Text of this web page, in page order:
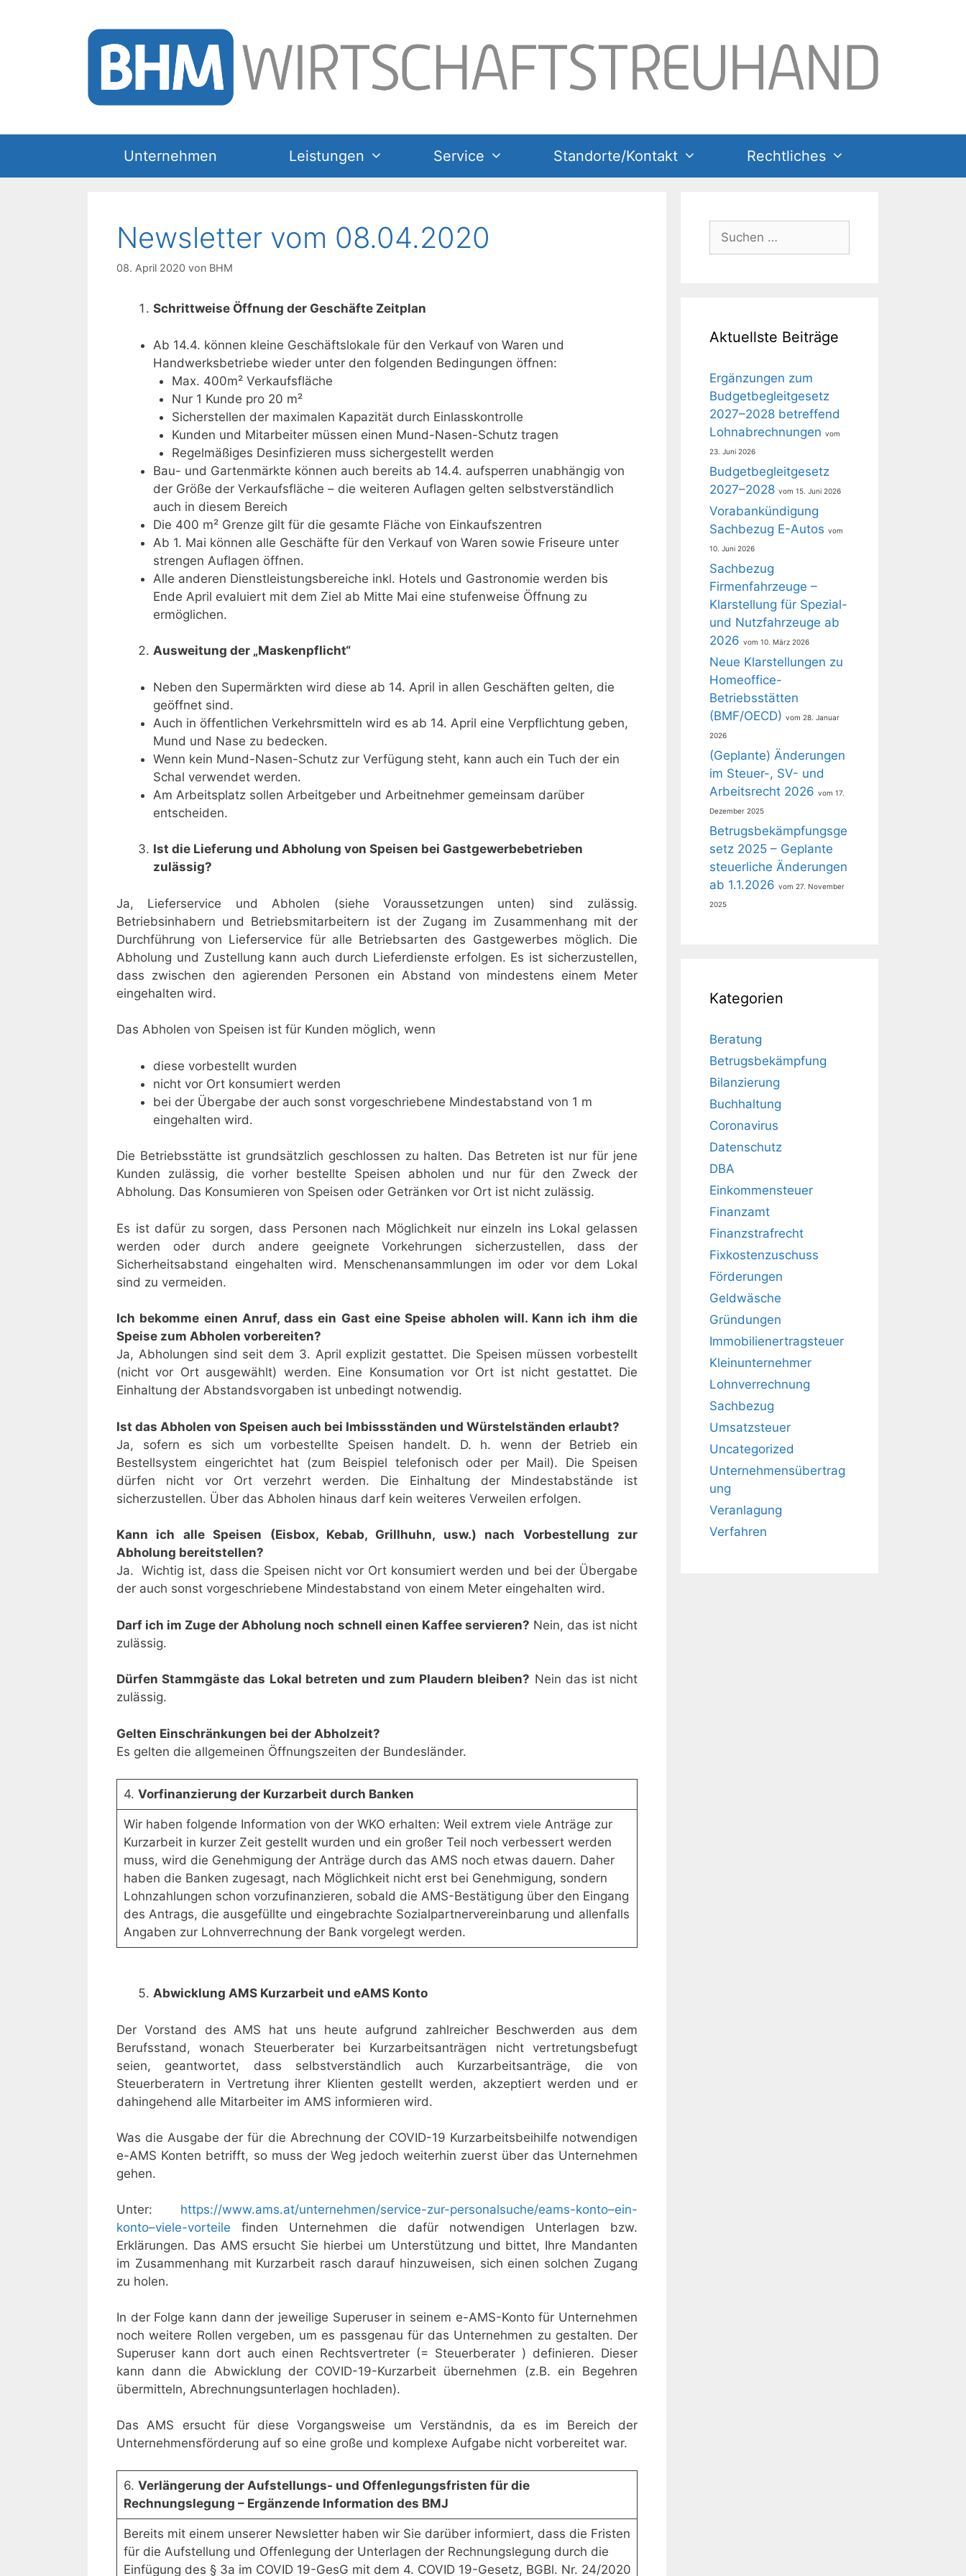
Unternehmen Leistungen Service Standorte/Kontakt Rechtliches
Newsletter vom 08.04.2020
08. April 2020 von BHM
Schrittweise Öffnung der Geschäfte Zeitplan
Ab 14.4. können kleine Geschäftslokale für den Verkauf von Waren und
Handwerksbetriebe wieder unter den folgenden Bedingungen öffnen:
Max. 400m² Verkaufsfläche
Nur 1 Kunde pro 20 m²
Sicherstellen der maximalen Kapazität durch Einlasskontrolle
Kunden und Mitarbeiter müssen einen Mund-Nasen-Schutz tragen
Regelmäßiges Desinfizieren muss sichergestellt werden
Bau- und Gartenmärkte können auch bereits ab 14.4. aufsperren unabhängig von
der Größe der Verkaufsfläche – die weiteren Auflagen gelten selbstverständlich
auch in diesem Bereich
Die 400 m² Grenze gilt für die gesamte Fläche von Einkaufszentren
Ab 1. Mai können alle Geschäfte für den Verkauf von Waren sowie Friseure unter
strengen Auflagen öffnen.
Alle anderen Dienstleistungsbereiche inkl. Hotels und Gastronomie werden bis
Ende April evaluiert mit dem Ziel ab Mitte Mai eine stufenweise Öffnung zu
ermöglichen.
Ausweitung der „Maskenpflicht“
Neben den Supermärkten wird diese ab 14. April in allen Geschäften gelten, die
geöffnet sind.
Auch in öffentlichen Verkehrsmitteln wird es ab 14. April eine Verpflichtung geben,
Mund und Nase zu bedecken.
Wenn kein Mund-Nasen-Schutz zur Verfügung steht, kann auch ein Tuch der ein
Schal verwendet werden.
Am Arbeitsplatz sollen Arbeitgeber und Arbeitnehmer gemeinsam darüber
entscheiden.
Ist die Lieferung und Abholung von Speisen bei Gastgewerbebetrieben
zulässig?
Ja, Lieferservice und Abholen (siehe Voraussetzungen unten) sind zulässig.
Betriebsinhabern und Betriebsmitarbeitern ist der Zugang im Zusammenhang mit der
Durchführung von Lieferservice für alle Betriebsarten des Gastgewerbes möglich. Die
Abholung und Zustellung kann auch durch Lieferdienste erfolgen. Es ist sicherzustellen,
dass zwischen den agierenden Personen ein Abstand von mindestens einem Meter
eingehalten wird.
Das Abholen von Speisen ist für Kunden möglich, wenn
diese vorbestellt wurden
nicht vor Ort konsumiert werden
bei der Übergabe der auch sonst vorgeschriebene Mindestabstand von 1 m
eingehalten wird.
Die Betriebsstätte ist grundsätzlich geschlossen zu halten. Das Betreten ist nur für jene
Kunden zulässig, die vorher bestellte Speisen abholen und nur für den Zweck der
Abholung. Das Konsumieren von Speisen oder Getränken vor Ort ist nicht zulässig.
Es ist dafür zu sorgen, dass Personen nach Möglichkeit nur einzeln ins Lokal gelassen
werden oder durch andere geeignete Vorkehrungen sicherzustellen, dass der
Sicherheitsabstand eingehalten wird. Menschenansammlungen im oder vor dem Lokal
sind zu vermeiden.
Ich bekomme einen Anruf, dass ein Gast eine Speise abholen will. Kann ich ihm die
Speise zum Abholen vorbereiten?
Ja, Abholungen sind seit dem 3. April explizit gestattet. Die Speisen müssen vorbestellt
(nicht vor Ort ausgewählt) werden. Eine Konsumation vor Ort ist nicht gestattet. Die
Einhaltung der Abstandsvorgaben ist unbedingt notwendig.
Ist das Abholen von Speisen auch bei Imbissständen und Würstelständen erlaubt?
Ja, sofern es sich um vorbestellte Speisen handelt. D. h. wenn der Betrieb ein
Bestellsystem eingerichtet hat (zum Beispiel telefonisch oder per Mail). Die Speisen
dürfen nicht vor Ort verzehrt werden. Die Einhaltung der Mindestabstände ist
sicherzustellen. Über das Abholen hinaus darf kein weiteres Verweilen erfolgen.
Kann ich alle Speisen (Eisbox, Kebab, Grillhuhn, usw.) nach Vorbestellung zur
Abholung bereitstellen?
Ja. Wichtig ist, dass die Speisen nicht vor Ort konsumiert werden und bei der Übergabe
der auch sonst vorgeschriebene Mindestabstand von einem Meter eingehalten wird.
Darf ich im Zuge der Abholung noch schnell einen Kaffee servieren? Nein, das ist nicht
zulässig.
Dürfen Stammgäste das Lokal betreten und zum Plaudern bleiben? Nein das ist nicht
zulässig.
Gelten Einschränkungen bei der Abholzeit?
Es gelten die allgemeinen Öffnungszeiten der Bundesländer.
4. Vorfinanzierung der Kurzarbeit durch Banken
Wir haben folgende Information von der WKO erhalten: Weil extrem viele Anträge zur
Kurzarbeit in kurzer Zeit gestellt wurden und ein großer Teil noch verbessert werden
muss, wird die Genehmigung der Anträge durch das AMS noch etwas dauern. Daher
haben die Banken zugesagt, nach Möglichkeit nicht erst bei Genehmigung, sondern
Lohnzahlungen schon vorzufinanzieren, sobald die AMS-Bestätigung über den Eingang
des Antrags, die ausgefüllte und eingebrachte Sozialpartnervereinbarung und allenfalls
Angaben zur Lohnverrechnung der Bank vorgelegt werden.
Abwicklung AMS Kurzarbeit und eAMS Konto
Der Vorstand des AMS hat uns heute aufgrund zahlreicher Beschwerden aus dem
Berufsstand, wonach Steuerberater bei Kurzarbeitsanträgen nicht vertretungsbefugt
seien, geantwortet, dass selbstverständlich auch Kurzarbeitsanträge, die von
Steuerberatern in Vertretung ihrer Klienten gestellt werden, akzeptiert werden und er
dahingehend alle Mitarbeiter im AMS informieren wird.
Was die Ausgabe der für die Abrechnung der COVID-19 Kurzarbeitsbeihilfe notwendigen
e-AMS Konten betrifft, so muss der Weg jedoch weiterhin zuerst über das Unternehmen
gehen.
Unter: https://www.ams.at/unternehmen/service-zur-personalsuche/eams-konto–ein-
konto–viele-vorteile finden Unternehmen die dafür notwendigen Unterlagen bzw.
Erklärungen. Das AMS ersucht Sie hierbei um Unterstützung und bittet, Ihre Mandanten
im Zusammenhang mit Kurzarbeit rasch darauf hinzuweisen, sich einen solchen Zugang
zu holen.
In der Folge kann dann der jeweilige Superuser in seinem e-AMS-Konto für Unternehmen
noch weitere Rollen vergeben, um es passgenau für das Unternehmen zu gestalten. Der
Superuser kann dort auch einen Rechtsvertreter (= Steuerberater ) definieren. Dieser
kann dann die Abwicklung der COVID-19-Kurzarbeit übernehmen (z.B. ein Begehren
übermitteln, Abrechnungsunterlagen hochladen).
Das AMS ersucht für diese Vorgangsweise um Verständnis, da es im Bereich der
Unternehmensförderung auf so eine große und komplexe Aufgabe nicht vorbereitet war.
6. Verlängerung der Aufstellungs- und Offenlegungsfristen für die
Rechnungslegung – Ergänzende Information des BMJ
Bereits mit einem unserer Newsletter haben wir Sie darüber informiert, dass die Fristen
für die Aufstellung und Offenlegung der Unterlagen der Rechnungslegung durch die
Einfügung des § 3a im COVID 19-GesG mit dem 4. COVID 19-Gesetz, BGBl. Nr. 24/2020
nach:
Aktuellste Beiträge
Ergänzungen zum
Budgetbegleitgesetz
2027–2028 betreffend
Lohnabrechnungen
23. Juni 2026
Budgetbegleitgesetz
2027–2028
15. Juni 2026
Vorabankündigung
Sachbezug E-Autos
10. Juni 2026
Sachbezug
Firmenfahrzeuge –
Klarstellung für Spezial-
und Nutzfahrzeuge ab
2026
10. März 2026
Neue Klarstellungen zu
Homeoffice-
Betriebsstätten
(BMF/OECD)
28. Januar
2026
(Geplante) Änderungen
im Steuer-, SV- und
Arbeitsrecht 2026
17.
Dezember 2025
Betrugsbekämpfungsge
setz 2025 – Geplante
steuerliche Änderungen
ab 1.1.2026
27. November
2025
Kategorien
Beratung
Betrugsbekämpfung
Bilanzierung
Buchhaltung
Coronavirus
Datenschutz
DBA
Einkommensteuer
Finanzamt
Finanzstrafrecht
Fixkostenzuschuss
Förderungen
Geldwäsche
Gründungen
Immobilienertragsteuer
Kleinunternehmer
Lohnverrechnung
Sachbezug
Umsatzsteuer
Uncategorized
Unternehmensübertrag
ung
Veranlagung
Verfahren